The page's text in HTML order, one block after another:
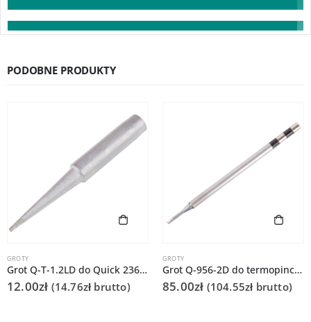
PODOBNE PRODUKTY
GROTY
Grot Q-T-1.2LD do Quick 236/706/936A/3104/3102/TS1100
12.00zł (14.76zł brutto)
GROTY
Grot Q-956-2D do termopincety QUICK986 do tweezer / TWZ120
85.00zł (104.55zł brutto)